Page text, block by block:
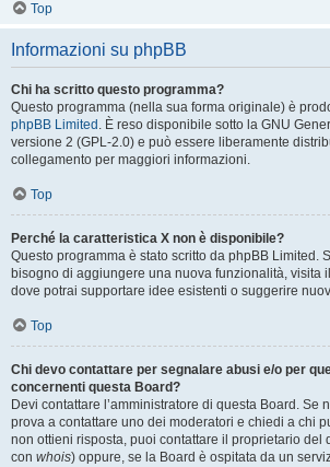
Top
Informazioni su phpBB
Chi ha scritto questo programma?
Questo programma (nella sua forma originale) è
phpBB Limited . È reso disponibile sotto la GNU
versione 2 (GPL-2.0) e può essere liberamente
collegamento per maggiori informazioni.
Top
Perché la caratteristica X non è disponibile?
Questo programma è stato scritto da phpBB Limited.
bisogno di aggiungere una nuova funzionalità, visita il
dove potrai supportare idee esistenti o suggerire
Top
Chi devo contattare per segnalare abusi e/o per
concernenti questa Board?
Devi contattare l’amministratore di questa Board. Se
prova a contattare uno dei moderatori e chiedi a chi
non ottieni risposta, puoi contattare il proprietario del
con whois) oppure, se la Board è ospitata da un